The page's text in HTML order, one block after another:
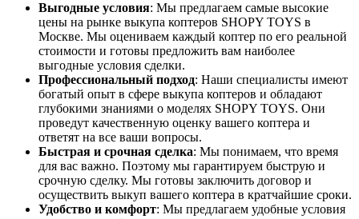
Выгодные условия: Мы предлагаем самые высокие
цены на рынке выкупа коптеров SHOPY TOYS в
Москве. Мы оцениваем каждый коптер по его реальной
стоимости и готовы предложить вам наиболее
выгодные условия сделки.
Профессиональный подход: Наши специалисты имеют
богатый опыт в сфере выкупа коптеров и обладают
глубокими знаниями о моделях SHOPY TOYS. Они
проведут качественную оценку вашего коптера и
ответят на все ваши вопросы.
Быстрая и срочная сделка: Мы понимаем, что время
для вас важно. Поэтому мы гарантируем быструю и
срочную сделку. Мы готовы заключить договор и
осуществить выкуп вашего коптера в кратчайшие сроки.
Удобство и комфорт: Мы предлагаем удобные условия